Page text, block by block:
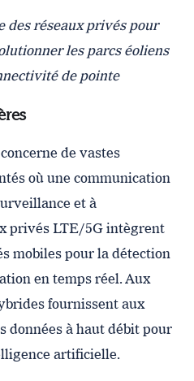
des réseaux privés pour
les parcs éoliens
de pointe
de vastes
où une communication
et à
privés LTE/5G intègrent
mobiles pour la détection
en temps réel. Aux
fournissent aux
données à haut débit pour
artificielle.